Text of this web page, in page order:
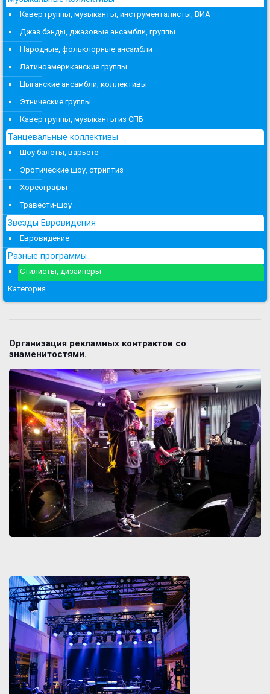
Кавер группы, музыканты, инструменталисты, ВИА
Джаз бэнды, джазовые ансамбли, группы
Народные, фольклорные ансамбли
Латиноамериканские группы
Цыганские ансамбли, коллективы
Этнические группы
Кавер группы, музыканты из СПБ
Танцевальные коллективы
Шоу балеты, варьете
Эротические шоу, стриптиз
Хореографы
Травести-шоу
Звезды Евровидения
Евровидение
Разные программы
Стилисты, дизайнеры
Категория
Организация рекламных контрактов со
знаменитостями.